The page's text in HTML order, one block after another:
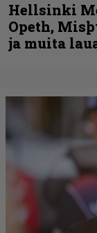
Hellsinki
Opeth,
ja muita